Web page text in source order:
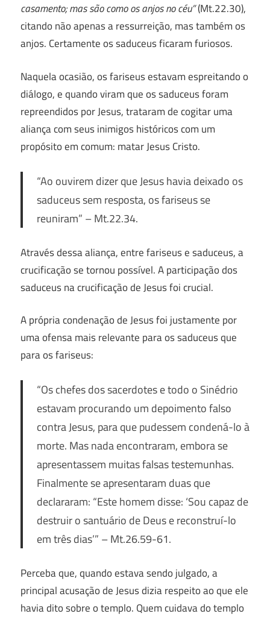
casamento; mas são como os anjos no céu”(Mt.22.30),
citando não apenas a ressurreição, mas também os
anjos. Certamente os saduceus ficaram furiosos.
Naquela ocasião, os fariseus estavam espreitando o
diálogo, e quando viram que os saduceus foram
repreendidos por Jesus, trataram de cogitar uma
aliança com seus inimigos históricos com um
propósito em comum: matar Jesus Cristo.
“Ao ouvirem dizer que Jesus havia deixado os
saduceus sem resposta, os fariseus se
reuniram” – Mt.22.34.
Através dessa aliança, entre fariseus e saduceus, a
crucificação se tornou possível. A participação dos
saduceus na crucificação de Jesus foi crucial.
A própria condenação de Jesus foi justamente por
uma ofensa mais relevante para os saduceus que
para os fariseus:
“Os chefes dos sacerdotes e todo o Sinédrio
estavam procurando um depoimento falso
contra Jesus, para que pudessem condená-lo à
morte. Mas nada encontraram, embora se
apresentassem muitas falsas testemunhas.
Finalmente se apresentaram duas que
declararam: “Este homem disse: ‘Sou capaz de
destruir o santuário de Deus e reconstruí-lo
em três dias’” – Mt.26.59-61.
Perceba que, quando estava sendo julgado, a
principal acusação de Jesus dizia respeito ao que ele
havia dito sobre o templo. Quem cuidava do templo